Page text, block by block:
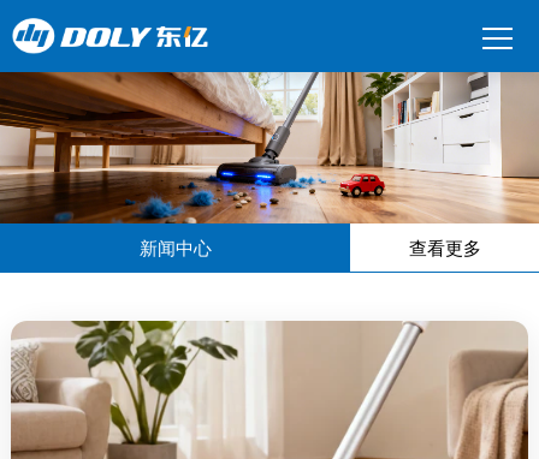
新闻中心 查看更多